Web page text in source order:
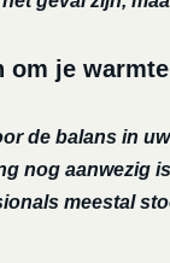
om je
de balans in
nog aanwezig
meestal